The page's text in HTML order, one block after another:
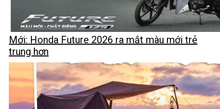
Mới: Honda Future 2026 ra mắt màu mới trẻ
trung hơn